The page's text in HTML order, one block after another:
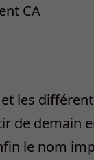
CA
les
de demain
le nom